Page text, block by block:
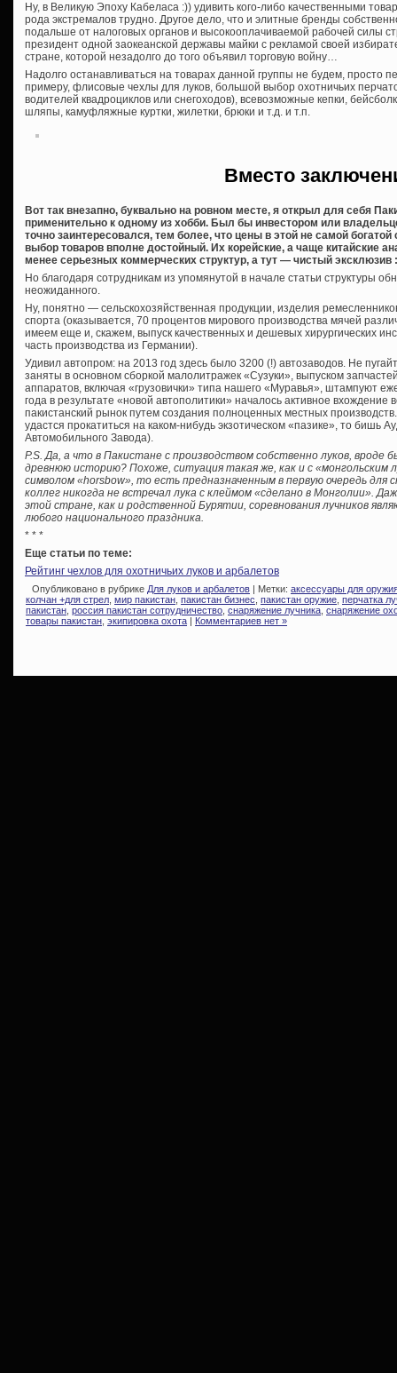
Ну, в Великую Эпоху Кабеласа :)) удивить кого-либо качественными
рода экстремалов трудно. Другое дело, что и элитные бренды
подальше от налоговых органов и высокооплачиваемой рабочей силы
президент одной заокеанской державы майки с рекламой своей
стране, которой незадолго до того объявил торговую войну…
Надолго останавливаться на товарах данной группы не будем, просто
примеру, флисовые чехлы для луков, большой выбор охотничьих
водителей квадроциклов или снегоходов), всевозможные кепки,
шляпы, камуфляжные куртки, жилетки, брюки и т.д. и т.п.
Вместо
Вот так внезапно, буквально на ровном месте, я открыл для себя
применительно к одному из хобби. Был бы инвестором или
точно заинтересовался, тем более, что цены в этой не самой
выбор товаров вполне достойный. Их корейские, а чаще китайские
менее серьезных коммерческих структур, а тут — чистый эксклюзив
Но благодаря сотрудникам из упомянутой в начале статьи структуры
неожиданного.
Ну, понятно — сельскохозяйственная продукции, изделия
спорта (оказывается, 70 процентов мирового производства мячей
имеем еще и, скажем, выпуск качественных и дешевых хирургических
часть производства из Германии).
Удивил автопром: на 2013 год здесь было 3200 (!) автозаводов. Не
заняты в основном сборкой малолитражек «Сузуки», выпуском
аппаратов, включая «грузовички» типа нашего «Муравья», штампуют
года в результате «новой автополитики» началось активное вхождение
пакистанский рынок путем создания полноценных местных
удастся прокатиться на каком-нибудь экзотическом «пазике», то бишь
Автомобильного Завода).
P.S. Да, а что в Пакистане с производством собственно луков, вроде
древнюю историю? Похоже, ситуация такая же, как и с «монгольским
символом «horsbow», то есть предназначенным в первую очередь для
коллег никогда не встречал лука с клеймом «сделано в Монголии».
этой стране, как и родственной Бурятии, соревнования лучников
любого национального праздника.
* * *
Еще статьи по теме:
Рейтинг чехлов для охотничьих луков и арбалетов
Опубликовано в рубрике Для луков и арбалетов | Метки: аксессуары для
колчан +для стрел мир пакистан пакистан бизнес пакистан оружие перчатка
пакистан россия пакистан сотрудничество снаряжение лучника снаряжение
товары пакистан экипировка охота | Комментариев нет »